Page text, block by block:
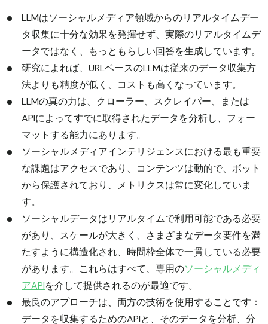
LLMはソーシャルメディア領域からのリアルタイムデー
タ収集に十分な効果を発揮せず、実際のリアルタイムデ
ータではなく、もっともらしい回答を生成しています。
研究によれば、URLベースのLLMは従来のデータ収集方
法よりも精度が低く、コストも高くなっています。
LLMの真の力は、クローラー、スクレイパー、または
APIによってすでに取得されたデータを分析し、フォー
マットする能力にあります。
ソーシャルメディアインテリジェンスにおける最も重要
な課題はアクセスであり、コンテンツは動的で、ボット
から保護されており、メトリクスは常に変化していま
す。
ソーシャルデータはリアルタイムで利用可能である必要
があり、スケールが大きく、さまざまなデータ要件を満
たすように構造化され、時間枠全体で一貫している必要
があります。これらはすべて、専用のソーシャルメディ
アAPIを介して提供されるのが最適です。
最良のアプローチは、両方の技術を使用することです：
データを収集するためのAPIと、そのデータを分析、分